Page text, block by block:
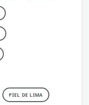
PIEL DE LIMA